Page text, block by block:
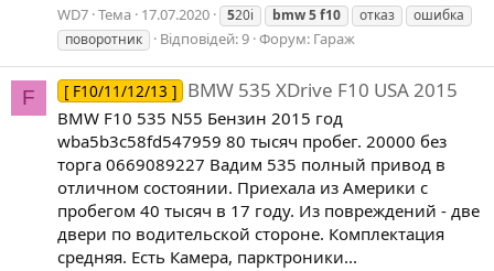
WD7 Тема 17.07.2020 520i bmw5f10 отказ
ошибка
поворотник
Відповідей: 9 Форум: Гараж
F [ F10/11/12/13 ] BMW 535 XDrive F10 USA 2015
BMW F10 535 N55 Бензин 2015 год
wba5b3c58fd547959 80 тысяч пробег. 20000 без
торга 0669089227 Вадим 535 полный привод в
отличном состоянии. Приехала из Америки с
пробегом 40 тысяч в 17 году. Из повреждений - две
двери по водительской стороне. Комплектация
средняя. Есть Камера, парктроники...